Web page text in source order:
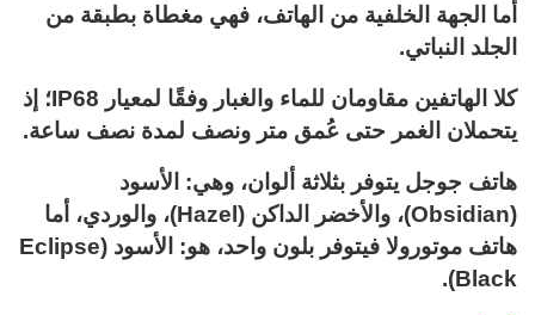
أما الجهة الخلفية من الهاتف، فهي مغطاة بطبقة من
الجلد النباتي.
كلا الهاتفين مقاومان للماء والغبار وفقًا لمعيار IP68؛ إذ
يتحملان الغمر حتى عُمق متر ونصف لمدة نصف ساعة.
هاتف جوجل يتوفر بثلاثة ألوان، وهي: الأسود
(Obsidian)، والأخضر الداكن (Hazel)، والوردي، أما
هاتف موتورولا فيتوفر بلون واحد، هو: الأسود (Eclipse
Black).